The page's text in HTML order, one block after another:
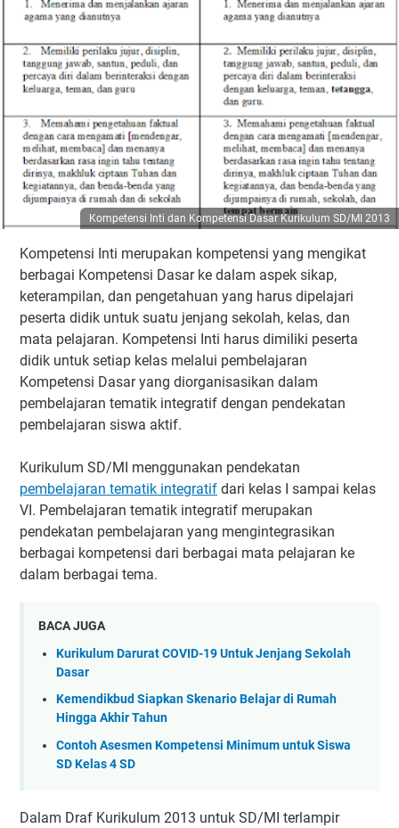
Kompetensi Inti dan Kompetensi Dasar Kurikulum SD/MI 2013
Kompetensi Inti merupakan kompetensi yang mengikat
berbagai Kompetensi Dasar ke dalam aspek sikap,
keterampilan, dan pengetahuan yang harus dipelajari
peserta didik untuk suatu jenjang sekolah, kelas, dan
mata pelajaran. Kompetensi Inti harus dimiliki peserta
didik untuk setiap kelas melalui pembelajaran
Kompetensi Dasar yang diorganisasikan dalam
pembelajaran tematik integratif dengan pendekatan
pembelajaran siswa aktif.
Kurikulum SD/MI menggunakan pendekatan
pembelajaran tematik integratif dari kelas I sampai kelas
VI. Pembelajaran tematik integratif merupakan
pendekatan pembelajaran yang mengintegrasikan
berbagai kompetensi dari berbagai mata pelajaran ke
dalam berbagai tema.
BACA JUGA
Kurikulum Darurat COVID-19 Untuk Jenjang Sekolah
Dasar
Kemendikbud Siapkan Skenario Belajar di Rumah
Hingga Akhir Tahun
Contoh Asesmen Kompetensi Minimum untuk Siswa
SD Kelas 4 SD
Dalam Draf Kurikulum 2013 untuk SD/MI terlampir